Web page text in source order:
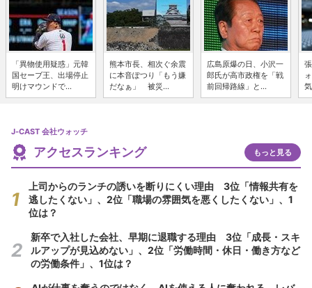
「異物使用疑惑」元韓
国セーブ王、出場停止
明けマウンドで...
熊本市長、相次ぐ余震
に本音ぽつり「もう嫌
だなぁ」 被災...
広島原爆の日、小沢一
郎氏が高市政権を「戦
前回帰路線」と...
J-CAST 会社ウォッチ
アクセスランキング もっと見る
上司からのランチの誘いを断りにくい理由 3位「情報共有を
逃したくない」、2位「職場の雰囲気を悪くしたくない」、1
位は？
新卒で入社した会社、早期に退職する理由 3位「成長・スキ
ルアップが見込めない」、2位「労働時間・休日・働き方など
の労働条件」、1位は？